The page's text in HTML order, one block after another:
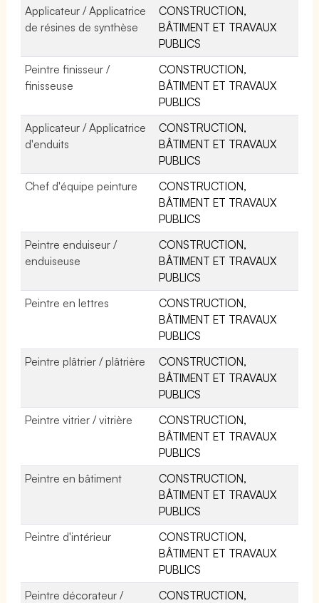
Applicateur / Applicatrice
de résines de synthèse
CONSTRUCTION,
BÂTIMENT ET TRAVAUX
PUBLICS
Peintre finisseur /
finisseuse
CONSTRUCTION,
BÂTIMENT ET TRAVAUX
PUBLICS
Applicateur / Applicatrice
d'enduits
CONSTRUCTION,
BÂTIMENT ET TRAVAUX
PUBLICS
Chef d'équipe peinture
CONSTRUCTION,
BÂTIMENT ET TRAVAUX
PUBLICS
Peintre enduiseur /
enduiseuse
CONSTRUCTION,
BÂTIMENT ET TRAVAUX
PUBLICS
Peintre en lettres
CONSTRUCTION,
BÂTIMENT ET TRAVAUX
PUBLICS
Peintre plâtrier / plâtrière
CONSTRUCTION,
BÂTIMENT ET TRAVAUX
PUBLICS
Peintre vitrier / vitrière
CONSTRUCTION,
BÂTIMENT ET TRAVAUX
PUBLICS
Peintre en bâtiment
CONSTRUCTION,
BÂTIMENT ET TRAVAUX
PUBLICS
Peintre d'intérieur
CONSTRUCTION,
BÂTIMENT ET TRAVAUX
PUBLICS
Peintre décorateur /
CONSTRUCTION,